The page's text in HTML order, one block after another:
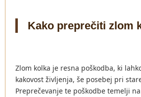
Kako preprečiti zlom
Zlom kolka je resna poškodba, ki
kakovost življenja, še posebej pri
Preprečevanje te poškodbe temelji